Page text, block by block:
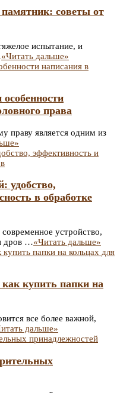
советы от
испытание, и
«Читать дальше»
права
праву является одним из
удобство,
в обработке
устройство,
дров …«Читать дальше»
купить папки на
все более важной,
дальше»